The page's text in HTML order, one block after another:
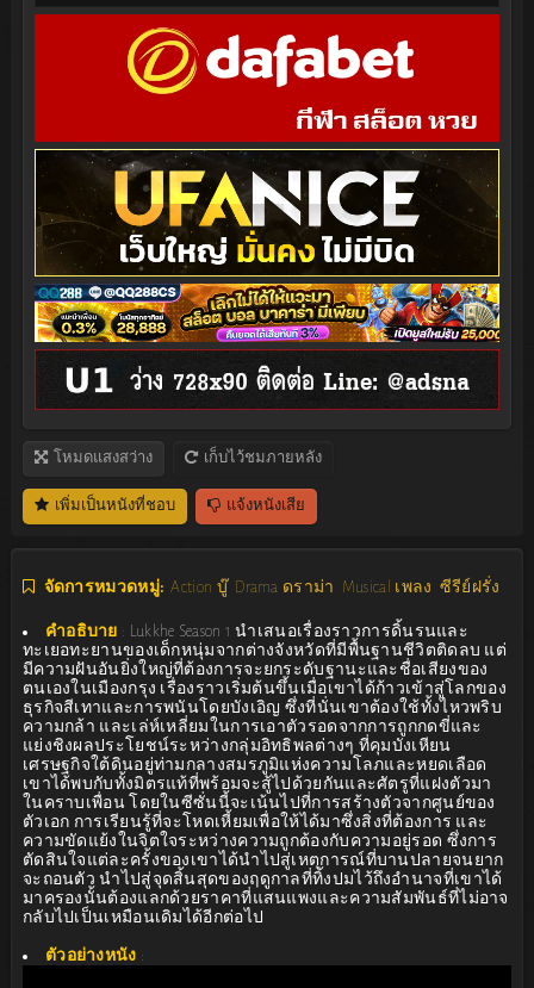
โหมดแสงสว่าง เก็บไว้ชมภายหลัง
เพิ่มเป็นหนังที่ชอบ แจ้งหนังเสีย
จัดการหมวดหมู่: Action บู๊ Drama ดราม่า Musical เพลง ซีรีย์ฝรั่ง
คำอธิบาย :
Lukkhe Season 1 นำเสนอเรื่องราวการดิ้นรนและ
ทะเยอทะยานของเด็กหนุ่มจากต่างจังหวัดที่มีพื้นฐานชีวิตติดลบ แต่
มีความฝันอันยิ่งใหญ่ที่ต้องการจะยกระดับฐานะและชื่อเสียงของ
ตนเองในเมืองกรุง เรื่องราวเริ่มต้นขึ้นเมื่อเขาได้ก้าวเข้าสู่โลกของ
ธุรกิจสีเทาและการพนันโดยบังเอิญ ซึ่งที่นั่นเขาต้องใช้ทั้งไหวพริบ
ความกล้า และเล่ห์เหลี่ยมในการเอาตัวรอดจากการถูกกดขี่และ
แย่งชิงผลประโยชน์ระหว่างกลุ่มอิทธิพลต่างๆ ที่คุมบังเหียน
เศรษฐกิจใต้ดินอยู่ท่ามกลางสมรภูมิแห่งความโลภและหยดเลือด
เขาได้พบกับทั้งมิตรแท้ที่พร้อมจะสู้ไปด้วยกันและศัตรูที่แฝงตัวมา
ในคราบเพื่อน โดยในซีซั่นนี้จะเน้นไปที่การสร้างตัวจากศูนย์ของ
ตัวเอก การเรียนรู้ที่จะโหดเหี้ยมเพื่อให้ได้มาซึ่งสิ่งที่ต้องการ และ
ความขัดแย้งในจิตใจระหว่างความถูกต้องกับความอยู่รอด ซึ่งการ
ตัดสินใจแต่ละครั้งของเขาได้นำไปสู่เหตุการณ์ที่บานปลายจนยาก
จะถอนตัว นำไปสู่จุดสิ้นสุดของฤดูกาลที่ทิ้งปมไว้ถึงอำนาจที่เขาได้
มาครองนั้นต้องแลกด้วยราคาที่แสนแพงและความสัมพันธ์ที่ไม่อาจ
กลับไปเป็นเหมือนเดิมได้อีกต่อไป
ตัวอย่างหนัง :